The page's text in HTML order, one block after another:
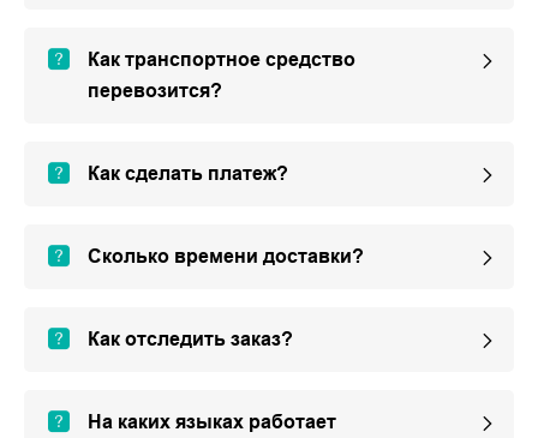
Как транспортное средство
перевозится?
Как сделать платеж?
Сколько времени доставки?
Как отследить заказ?
На каких языках работает